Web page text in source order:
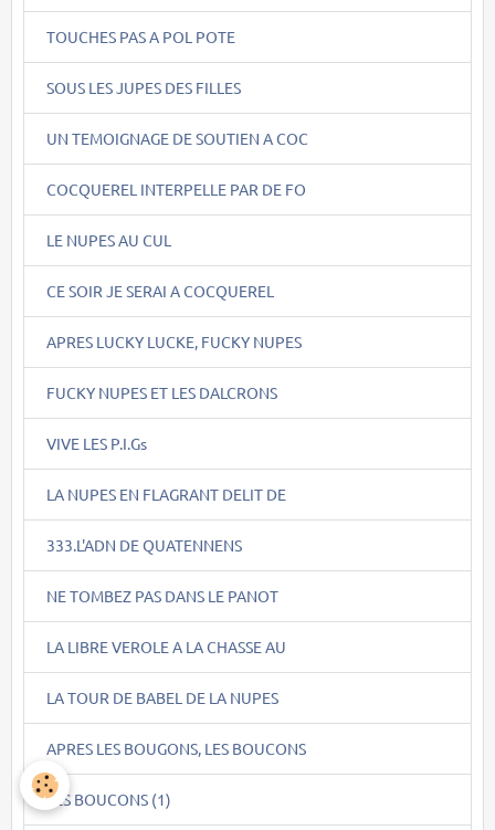
TOUCHES PAS A POL POTE
SOUS LES JUPES DES FILLES
UN TEMOIGNAGE DE SOUTIEN A COC
COCQUEREL INTERPELLE PAR DE FO
LE NUPES AU CUL
CE SOIR JE SERAI A COCQUEREL
APRES LUCKY LUCKE, FUCKY NUPES
FUCKY NUPES ET LES DALCRONS
VIVE LES P.I.Gs
LA NUPES EN FLAGRANT DELIT DE
333.L'ADN DE QUATENNENS
NE TOMBEZ PAS DANS LE PANOT
LA LIBRE VEROLE A LA CHASSE AU
LA TOUR DE BABEL DE LA NUPES
APRES LES BOUGONS, LES BOUCONS
LES BOUCONS (1)